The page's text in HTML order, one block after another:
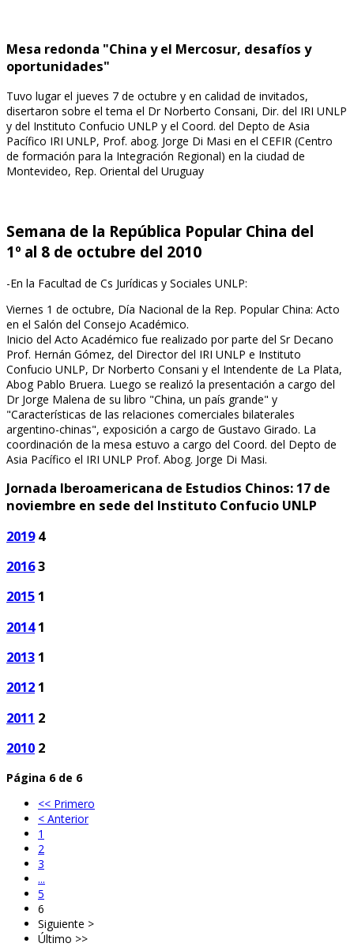
Mesa redonda "China y el Mercosur, desafíos y
oportunidades"
Tuvo lugar el jueves 7 de octubre y en calidad de invitados,
disertaron sobre el tema el Dr Norberto Consani, Dir. del IRI UNLP
y del Instituto Confucio UNLP y el Coord. del Depto de Asia
Pacífico IRI UNLP, Prof. abog. Jorge Di Masi en el CEFIR (Centro
de formación para la Integración Regional) en la ciudad de
Montevideo, Rep. Oriental del Uruguay
Semana de la República Popular China del
1º al 8 de octubre del 2010
-En la Facultad de Cs Jurídicas y Sociales UNLP:
Viernes 1 de octubre, Día Nacional de la Rep. Popular China: Acto
en el Salón del Consejo Académico.
Inicio del Acto Académico fue realizado por parte del Sr Decano
Prof. Hernán Gómez, del Director del IRI UNLP e Instituto
Confucio UNLP, Dr Norberto Consani y el Intendente de La Plata,
Abog Pablo Bruera. Luego se realizó la presentación a cargo del
Dr Jorge Malena de su libro "China, un país grande" y
"Características de las relaciones comerciales bilaterales
argentino-chinas", exposición a cargo de Gustavo Girado. La
coordinación de la mesa estuvo a cargo del Coord. del Depto de
Asia Pacífico el IRI UNLP Prof. Abog. Jorge Di Masi.
Jornada Iberoamericana de Estudios Chinos: 17 de
noviembre en sede del Instituto Confucio UNLP
2019 4
20163
20151
20141
20131
20121
2011 2
2010 2
Página 6 de 6
<< Primero
< Anterior
1
2
3
...
5
6
Siguiente >
Último >>